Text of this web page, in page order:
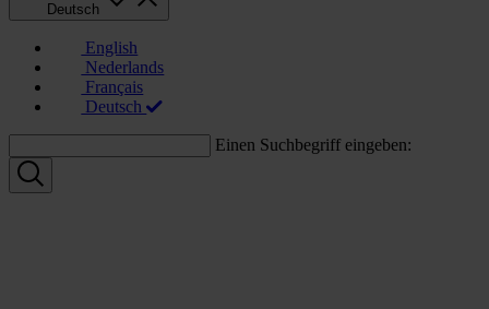
Deutsch
English
Nederlands
Français
Deutsch
Einen Suchbegriff eingeben: